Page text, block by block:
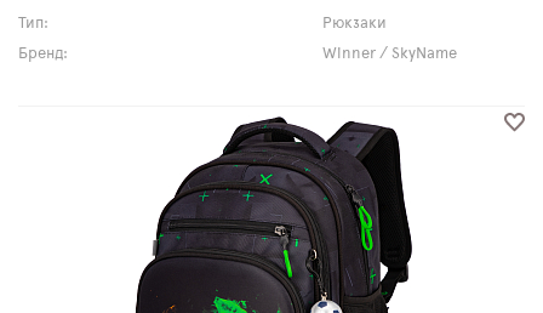
Тип:
Рюкзаки
Бренд:
Winner / SkyName